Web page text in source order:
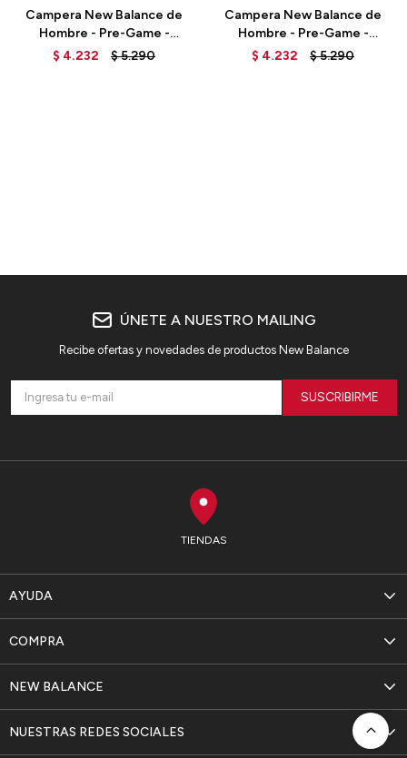
Campera New Balance de
Hombre - Pre-Game -
MJ231331AWY - ELD
$ 4.232 $5.290
Campera New Balance de
Hombre - Pre-Game -
MJ231331THD - ELD
$ 4.232 $5.290
TIENDAS
AYUDA
NEW BALANCE
COMPRA
NUESTRAS REDES SOCIALES
ÚNETE A NUESTRO MAILING
Recibe ofertas y novedades de productos New Balance
SUSCRIBIRME